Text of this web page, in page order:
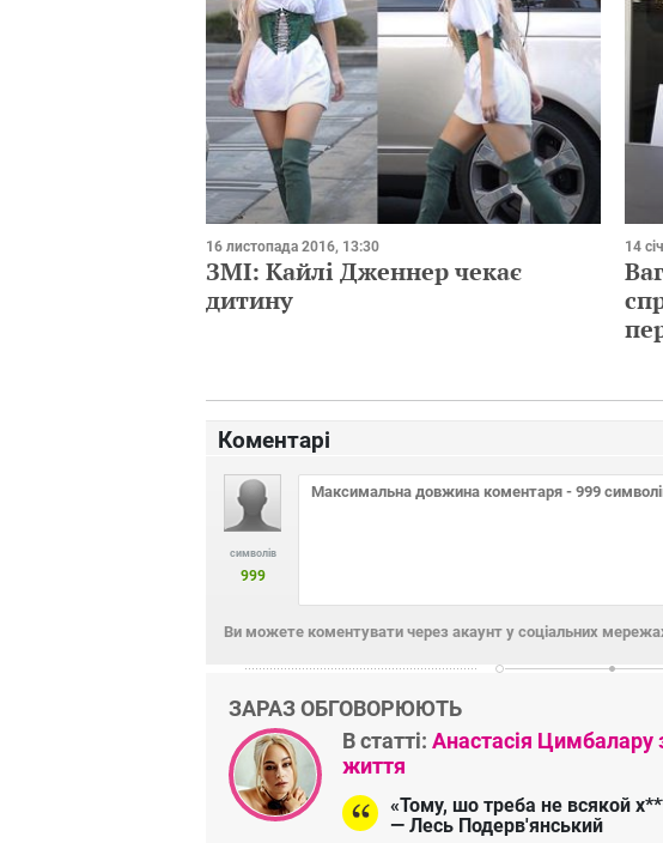
16 листопада 2016, 13:30
ЗМІ: Кайлі Дженнер чекає
дитину
14
Коментарі
символів
999
Ви можете коментувати через акаунт у соціальних
ЗАРАЗ ОБГОВОРЮЮТЬ
В статті: Анастасія Цимбалару
життя
«Тому, шо треба не всякой
— Лесь Подерв'янський